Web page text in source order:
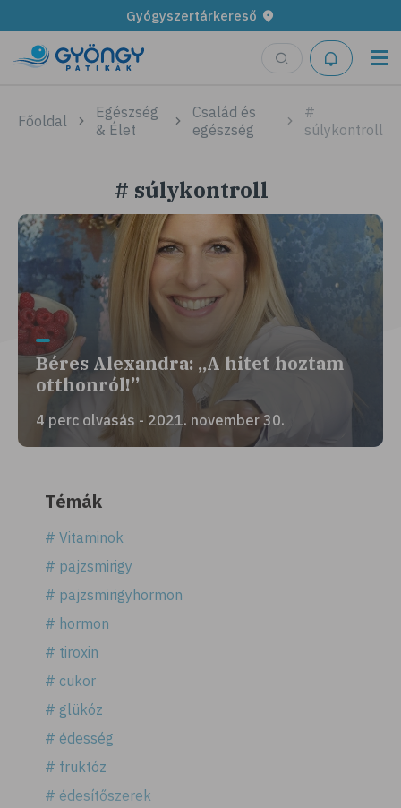
Gyógyszertárkereső
Főoldal
Egészség
& Élet
Család és
egészség
#
súlykontroll
# súlykontroll
Béres Alexandra: „A hitet hoztam
otthonról!”
4 perc olvasás - 2021. november 30.
Témák
# Vitaminok
# pajzsmirigy
# pajzsmirigyhormon
# hormon
# tiroxin
# cukor
# glükóz
# édesség
# fruktóz
# édesítőszerek